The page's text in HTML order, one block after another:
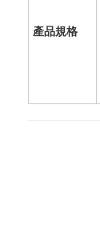
產品規格